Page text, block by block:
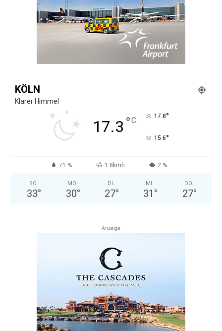
KÖLN
Klarer Himmel
17.3 °C 17.8°
15.6°
71 % 1.8kmh 2 %
SO.
33°
MO.
30°
DI.
27°
MI.
31 °
DO.
27°
Anzeige